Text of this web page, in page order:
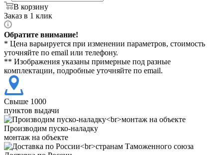
В корзину
Заказ в 1 клик
Обратите внимание!
* Цена варьируется при изменении параметров, стоимость
уточняйте по email или телефону.
** Изображения указаны примерные под разные
комплектации, подробные уточняйте по email.
Свыше 1000
пунктов выдачи
Производим пуско-наладку
монтаж на объекте